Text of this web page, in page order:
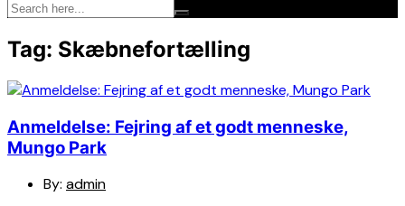
Tag: Skæbnefortælling
Anmeldelse: Fejring af et godt menneske,
Mungo Park
By: admin